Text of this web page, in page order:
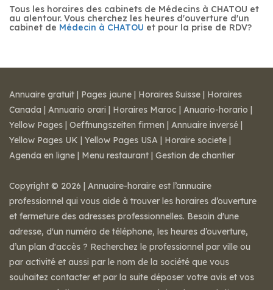
Tous les horaires des cabinets de Médecins à CHATOU et
au alentour. Vous cherchez les heures d'ouverture d'un
cabinet de Médecin à CHATOU et pour la prise de RDV?
Annuaire gratuit | Pages jaune | Horaires Suisse | Horaires
Canada | Annuario orari | Horaires Maroc | Anuario-horario |
Yellow Pages | Oeffnungszeiten firmen | Annuaire inversé |
Yellow Pages UK | Yellow Pages USA | Horaire societe |
Agenda en ligne | Menu restaurant | Gestion de chantier
Copyright © 2026 | Annuaire-horaire est l’annuaire
professionnel qui vous aide à trouver les horaires d’ouverture
et fermeture des adresses professionnelles. Besoin d'une
adresse, d'un numéro de téléphone, les heures d’ouverture,
d’un plan d'accès ? Recherchez le professionnel par ville ou
par activité et aussi par le nom de la société que vous
souhaitez contacter et par la suite déposer votre avis et vos